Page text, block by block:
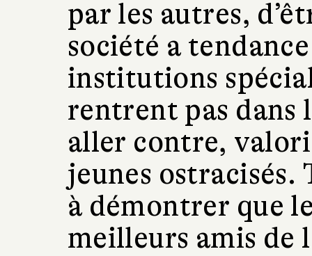
par les autres,
société a
institutions
rentrent pas dans
aller contre,
jeunes ostracisés.
à démontrer que
meilleurs amis de